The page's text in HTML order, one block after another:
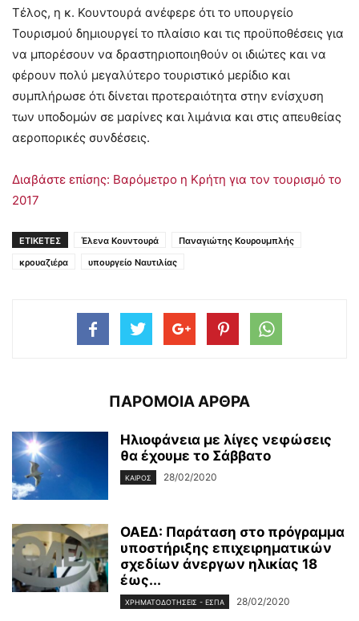
Τέλος, η κ. Κουντουρά ανέφερε ότι το υπουργείο
Τουρισμού δημιουργεί το πλαίσιο και τις προϋποθέσεις για
να μπορέσουν να δραστηριοποιηθούν οι ιδιώτες και να
φέρουν πολύ μεγαλύτερο τουριστικό μερίδιο και
συμπλήρωσε ότι δίνεται προτεραιότητα στην ενίσχυση
των υποδομών σε μαρίνες και λιμάνια και στις απευθείας
αεροπορικές συνδέσεις.
Διαβάστε επίσης: Βαρόμετρο η Κρήτη για τον τουρισμό το
2017
ΕΤΙΚΕΤΕΣ Έλενα Κουντουρά
Παναγιώτης Κουρουμπλής
κρουαζιέρα
υπουργείο Ναυτιλίας
ΠΑΡΟΜΟΙΑ ΑΡΘΡΑ
Ηλιοφάνεια με λίγες νεφώσεις
θα έχουμε το Σάββατο
ΚΑΙΡΌΣ 28/02/2020
ΟΑΕΔ: Παράταση στο πρόγραμμα
υποστήριξης επιχειρηματικών
σχεδίων άνεργων ηλικίας 18
έως...
ΧΡΗΜΑΤΟΔΟΤΉΣΕΙΣ - ΕΣΠΑ 28/02/2020